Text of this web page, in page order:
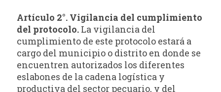
Artículo 2°. Vigilancia del cumplimiento
del protocolo. La vigilancia del
cumplimiento de este protocolo estará a
cargo del municipio o distrito en donde se
encuentren autorizados los diferentes
eslabones de la cadena logística y
productiva del sector pecuario, y del